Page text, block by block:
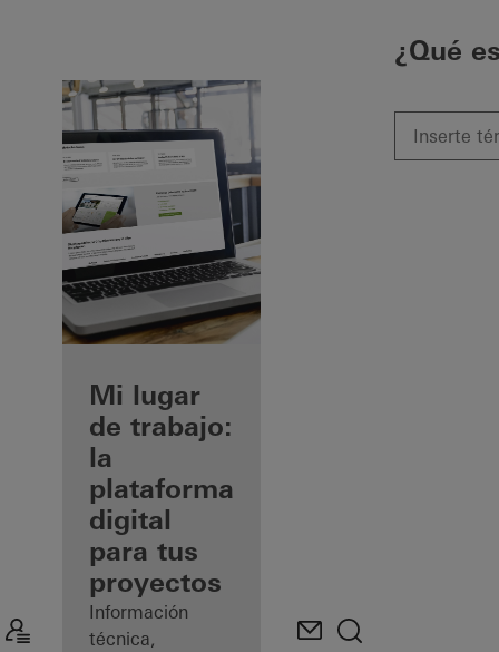
Beneficios
como
fabricante
registrado
Descubre
mi área
de
trabajo
Mi lugar
de trabajo:
la
plataforma
digital
para tus
proyectos
Información
técnica,
¿Qué